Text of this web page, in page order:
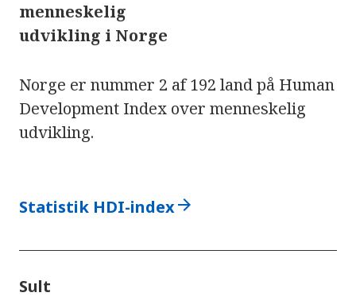
menneskelig
udvikling i Norge
Norge er nummer 2 af 192 land på Human
Development Index over menneskelig
udvikling.
Statistik HDI-indexarrow_forward
Sult